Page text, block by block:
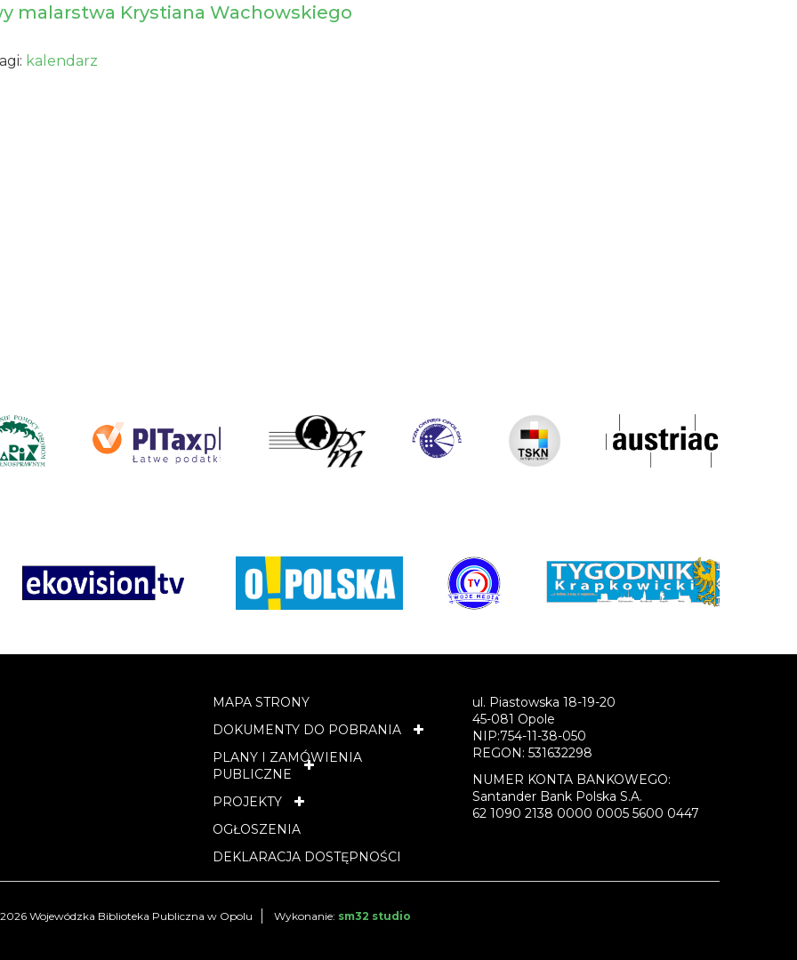
malarstwa Krystiana Wachowskiego
kalendarz
MAPA STRONY
DOKUMENTY DO POBRANIA
PLANY I ZAMÓWIENIA
PUBLICZNE
PROJEKTY
OGŁOSZENIA
DEKLARACJA DOSTĘPNOŚCI
ul. Piastowska 18-19-20
45-081 Opole
NIP:754-11-38-050
REGON: 531632298
NUMER KONTA BANKOWEGO:
Santander Bank Polska S.A.
62 1090 2138 0000 0005 5600 0447
Wojewódzka Biblioteka Publiczna w Opolu Wykonanie: sm32 studio